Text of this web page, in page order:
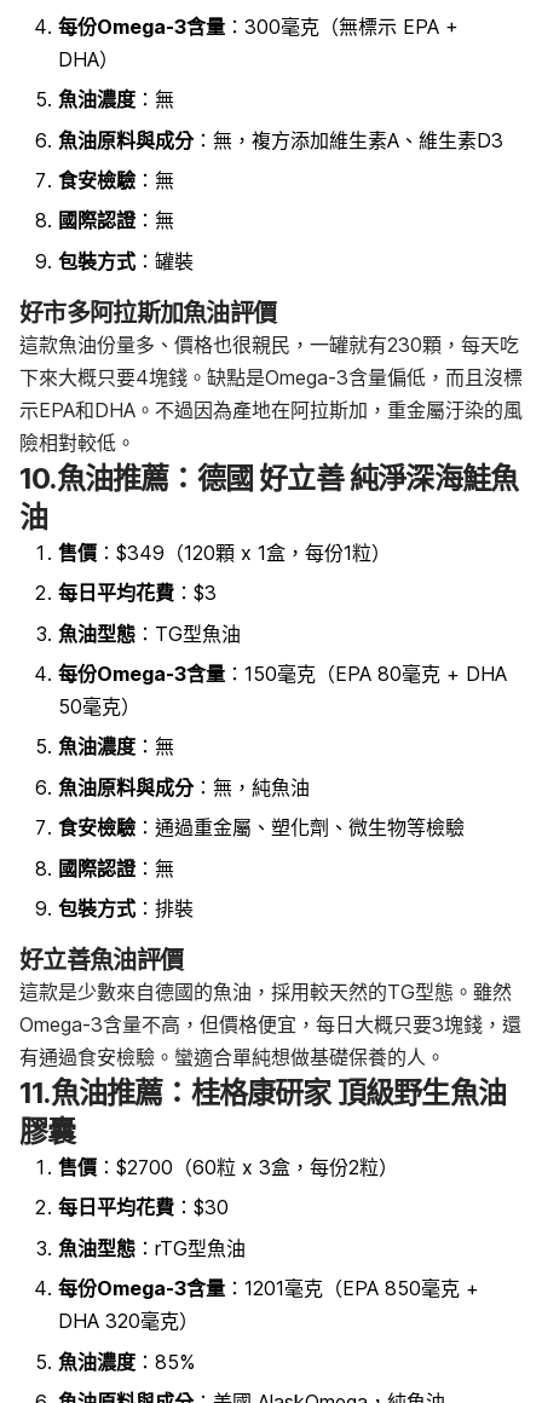
每份Omega-3含量 ：300毫克（無標示 EPA +
DHA）
魚油濃度 ：無
魚油原料與成分：無 ，複方添加維生素A、維生素D3
食安檢驗 ：無
國際認證： 無
包裝方式 ：罐裝
好市多阿拉斯加魚油評價
這款魚油份量多、價格也很親民，一罐就有230顆，每天吃
下來大概只要4塊錢。缺點是Omega-3含量偏低，而且沒標
示EPA和DHA。不過因為產地在阿拉斯加，重金屬汙染的風
險相對較低。
10.魚油推薦：德國 好立善 純淨深海鮭魚
油
售價 ：$349（120顆 x 1盒，每份1粒）
每日平均花費 ：$3
魚油型態 ：TG型魚油
每份Omega-3含量 ：150毫克（EPA 80毫克 + DHA
50毫克）
魚油濃度 ：無
魚油原料與成分：無 ，純魚油
食安檢驗 ：通過重金屬、塑化劑、微生物等檢驗
國際認證：無
包裝方式 ：排裝
好立善魚油評價
這款是少數來自德國的魚油，採用較天然的TG型態。雖然
Omega-3含量不高，但價格便宜，每日大概只要3塊錢，還
有通過食安檢驗。蠻適合單純想做基礎保養的人。
11.魚油推薦：桂格康研家 頂級野生魚油
膠囊
售價 ：$2700（60粒 x 3盒，每份2粒）
每日平均花費 ：$30
魚油型態 ：rTG型魚油
每份Omega-3含量 ：1201毫克（EPA 850毫克 +
DHA 320毫克）
魚油濃度 ：85%